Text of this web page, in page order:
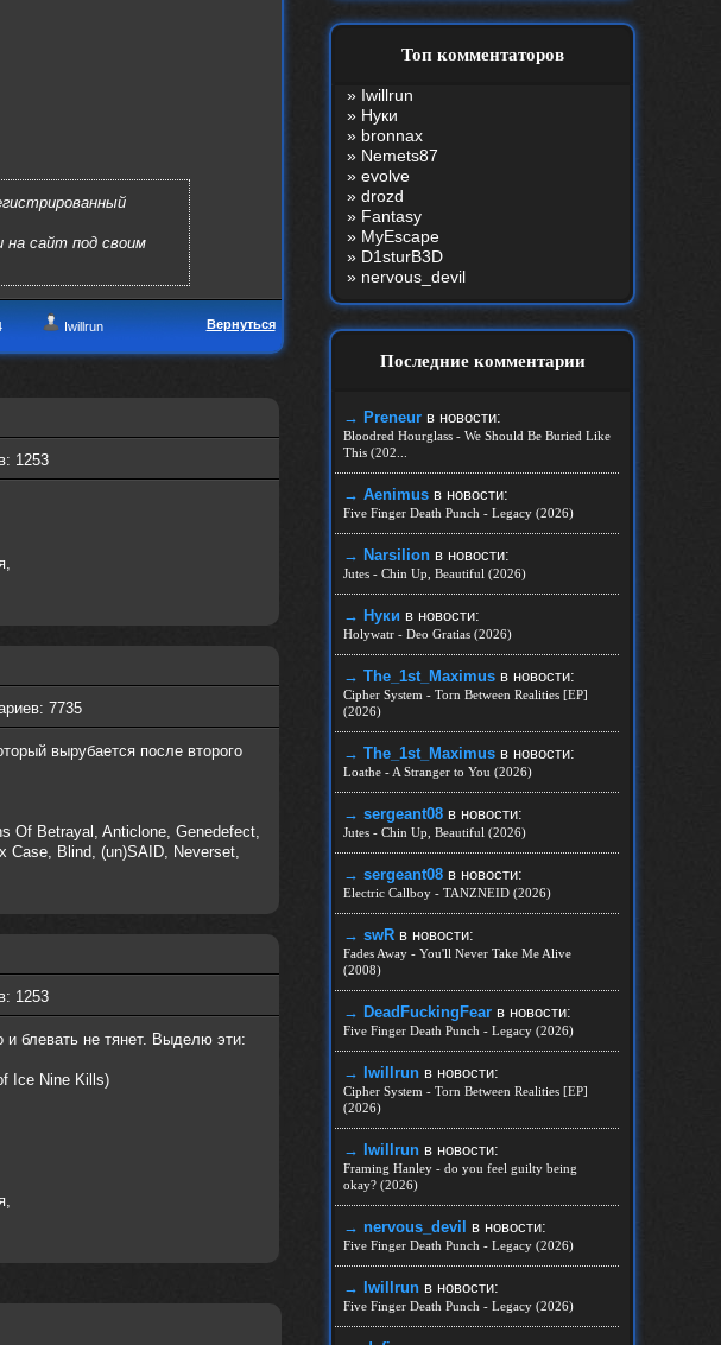
на сайт под своим
Iwillrun Вернуться
1253
7735
вырубается после второго
Of Betrayal, Anticlone, Genedefect,
Case, Blind, (un)SAID, Neverset,
1253
блевать не тянет. Выделю эти:
Ice Nine Kills)
Топ комментаторов
» Iwillrun
» Нуки
» bronnax
» Nemets87
» evolve
» drozd
» Fantasy
» MyEscape
» D1sturB3D
» nеrvous_dеvil
Последние комментарии
→ Preneur в новости:
Bloodred Hourglass - We Should Be Buried Like
This (202...
→ Aenimus в новости:
Five Finger Death Punch - Legacy (2026)
→ Narsilion в новости:
Jutes - Chin Up, Beautiful (2026)
→ Нуки в новости:
Holywatr - Deo Gratias (2026)
→ The_1st_Maximus в новости:
Cipher System - Torn Between Realities [EP]
(2026)
→ The_1st_Maximus в новости:
Loathe - A Stranger to You (2026)
→ sergeant08 в новости:
Jutes - Chin Up, Beautiful (2026)
→ sergeant08 в новости:
Electric Callboy - TANZNEID (2026)
→ swR в новости:
Fades Away - You'll Never Take Me Alive
(2008)
→ DeadFuckingFear в новости:
Five Finger Death Punch - Legacy (2026)
→ Iwillrun в новости:
Cipher System - Torn Between Realities [EP]
(2026)
→ Iwillrun в новости:
Framing Hanley - do you feel guilty being
okay? (2026)
→ nеrvous_dеvil в новости:
Five Finger Death Punch - Legacy (2026)
→ Iwillrun в новости:
Five Finger Death Punch - Legacy (2026)